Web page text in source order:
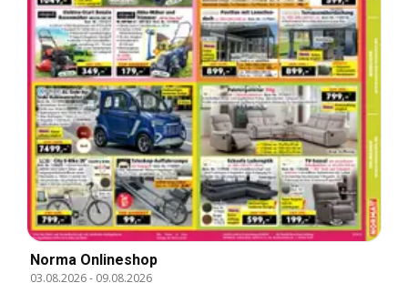
Norma Onlineshop
03.08.2026- 09.08.2026